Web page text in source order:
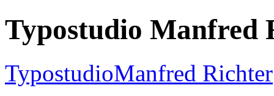
Typostudio Manfred
TypostudioManfred Richter